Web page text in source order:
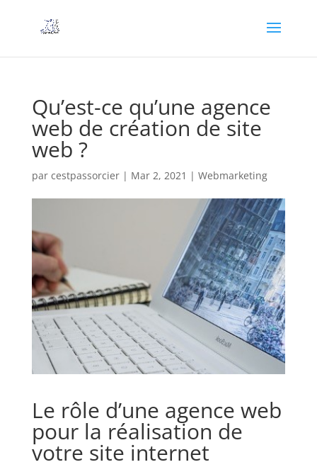
Qu’est-ce qu’une agence
web de création de site
web ?
par cestpassorcier| Mar 2, 2021 | Webmarketing
Le rôle d’une agence web
pour la réalisation de
votre site internet